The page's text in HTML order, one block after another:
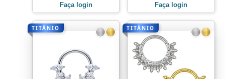
Faça login Faça login
TITÂNIO TITÂNIO